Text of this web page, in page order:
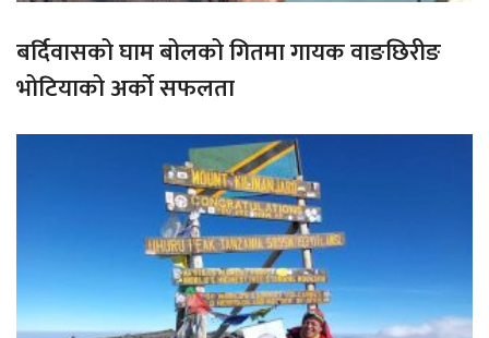
बर्दिवासको घाम बोलको गितमा गायक वाङछिरीङ
भोटियाको अर्को सफलता